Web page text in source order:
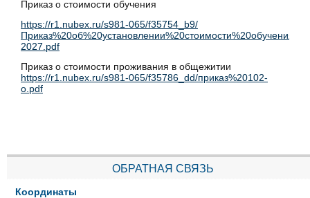
Приказ о стоимости обучения
https://r1.nubex.ru/s981-065/f35754_b9/
2027.pdf
Приказ о стоимости проживания в общежитии
https://r1.nubex.ru/s981-065/f35786_dd/приказ%20102-
о.pdf
ОБРАТНАЯ СВЯЗЬ
Координаты